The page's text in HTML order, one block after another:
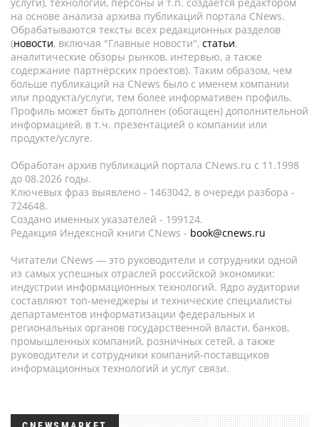
на основе анализа архива публикаций портала CNews.
Обрабатываются тексты всех редакционных разделов
(новости, включая "Главные новости", статьи,
аналитические обзоры рынков, интервью, а также
содержание партнёрских проектов). Таким образом, чем
больше публикаций на CNews было с именем компании
или продукта/услуги, тем более информативен профиль.
Профиль может быть дополнен (обогащен) дополнительной
информацией, в т.ч. презентацией о компании или
продукте/услуге.
Обработан архив публикаций портала CNews.ru c 11.1998
до 08.2026 годы.
Ключевых фраз выявлено - 1463042, в очереди разбора -
724648.
Создано именных указателей - 199124.
Редакция Индексной книги CNews - book@cnews.ru
Читатели CNews — это руководители и сотрудники одной
из самых успешных отраслей российской экономики:
индустрии информационных технологий. Ядро аудитории
составляют топ-менеджеры и технические специалисты
департаментов информатизации федеральных и
региональных органов государственной власти, банков,
промышленных компаний, розничных сетей, а также
руководители и сотрудники компаний-поставщиков
информационных технологий и услуг связи.